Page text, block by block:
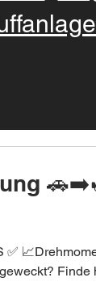
Finde